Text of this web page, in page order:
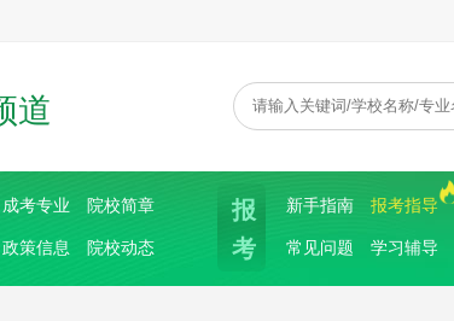
道
成考专业
院校简章
政策信息
院校动态
报
考
新手指南
报考指导
常见问题
学习辅导